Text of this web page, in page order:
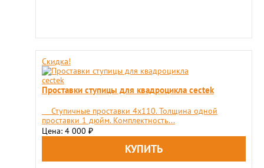
Скидка!
Проставки ступицы для квадроцикла cectek
Ступичные проставки 4х110. Толщина одной
проставки 1 дюйм. Комплектность...
Цена: 4 000 ₽